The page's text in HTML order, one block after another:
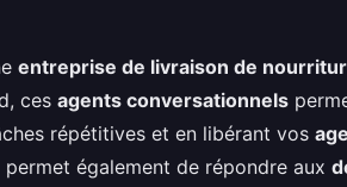
entreprise de livraison de
ces agents conversationnels
répétitives et en libérant vos
également de répondre aux